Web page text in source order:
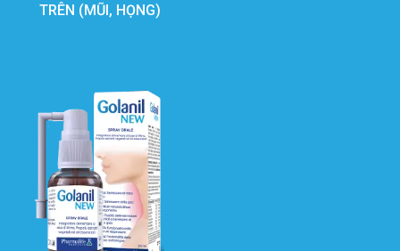
TRÊN (MŨI, HỌNG)